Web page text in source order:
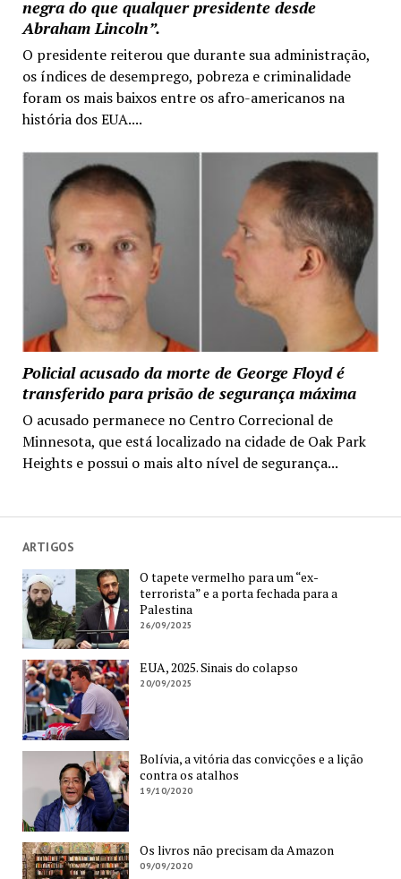
negra do que qualquer presidente desde
Abraham Lincoln”.
O presidente reiterou que durante sua administração,
os índices de desemprego, pobreza e criminalidade
foram os mais baixos entre os afro-americanos na
história dos EUA....
Policial acusado da morte de George Floyd é
transferido para prisão de segurança máxima
O acusado permanece no Centro Correcional de
Minnesota, que está localizado na cidade de Oak Park
Heights e possui o mais alto nível de segurança...
ARTIGOS
O tapete vermelho para um “ex-
terrorista” e a porta fechada para a
Palestina
26/09/2025
EUA, 2025. Sinais do colapso
20/09/2025
Bolívia, a vitória das convicções e a lição
contra os atalhos
19/10/2020
Os livros não precisam da Amazon
09/09/2020